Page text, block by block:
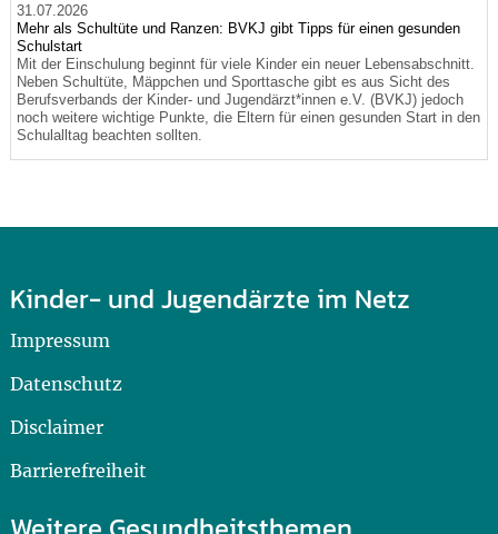
31.07.2026
Mehr als Schultüte und Ranzen: BVKJ gibt Tipps für einen gesunden
Schulstart
Mit der Einschulung beginnt für viele Kinder ein neuer Lebensabschnitt.
Neben Schultüte, Mäppchen und Sporttasche gibt es aus Sicht des
Berufsverbands der Kinder- und Jugendärzt*innen e.V. (BVKJ) jedoch
noch weitere wichtige Punkte, die Eltern für einen gesunden Start in den
Schulalltag beachten sollten.
Kinder- und Jugendärzte im Netz
Impressum
Datenschutz
Disclaimer
Barrierefreiheit